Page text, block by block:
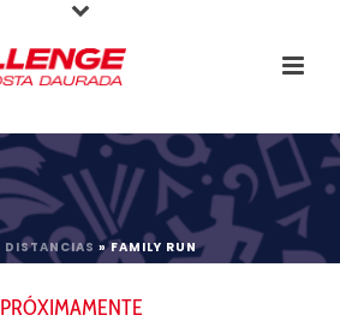
DISTANCIAS »FAMILY RUN
PRÓXIMAMENTE